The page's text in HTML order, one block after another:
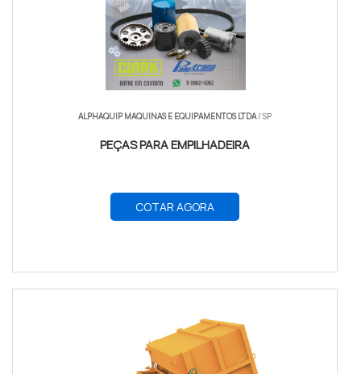
ALPHAQUIP MAQUINAS E EQUIPAMENTOS LTDA/ SP
PEÇAS PARA EMPILHADEIRA
COTAR AGORA